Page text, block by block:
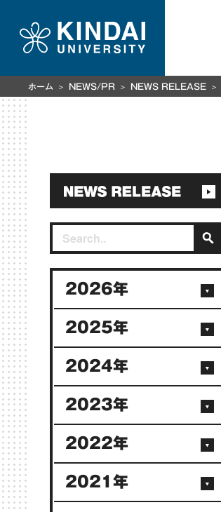
ホーム NEWS/PR NEWS RELEASE
2026年
2025年
2024年
2023年
2022年
2021年